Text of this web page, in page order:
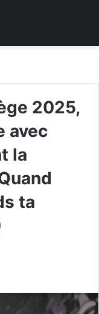
2025,
avec
la
ta